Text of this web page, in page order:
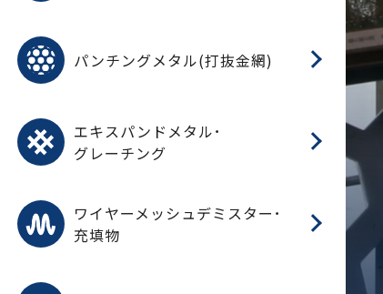
パンチングメタル(打抜金網)
エキスパンドメタル･
グレーチング
ワイヤーメッシュデミスター･
充填物